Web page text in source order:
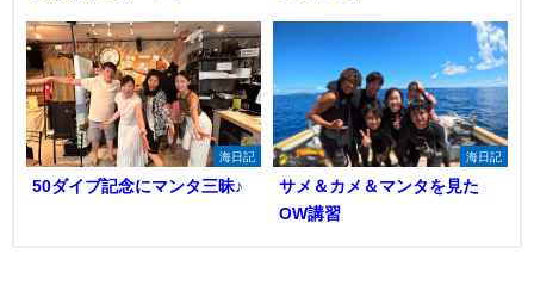
海日記
50ダイブ記念にマンタ三昧♪
海日記
サメ＆カメ＆マンタを見た
OW講習